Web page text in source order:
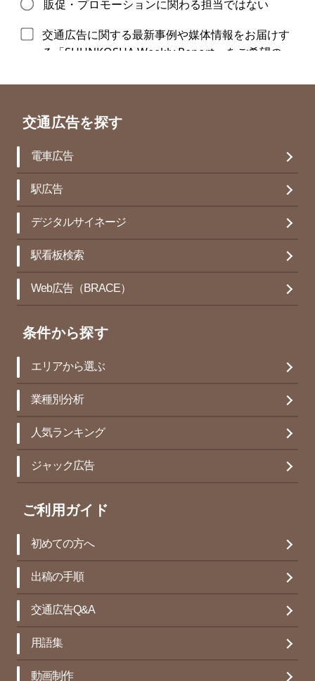
交通広告を探す
電車広告
駅広告
デジタルサイネージ
駅看板検索
Web広告（BRACE）
条件から探す
エリアから選ぶ
業種別分析
人気ランキング
ジャック広告
ご利用ガイド
初めての方へ
出稿の手順
交通広告Q&A
用語集
動画制作